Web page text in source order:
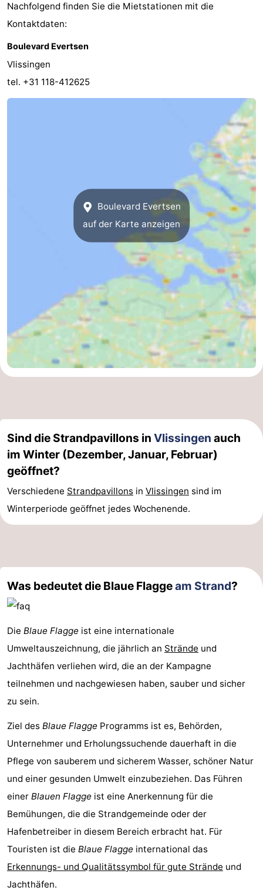
Golfplatze
-
Sportangeln
Essen
und
Einkaufen
Reisebuchshop
-
Fähre
Medizin
Schouwen-
Duiveland
-
Renesse
-
Natur
Oosterschelde
-
Burgh
Haamstede
-
Natur
Kop
van
Schouwen
Walcheren
-
Veere
-
Natur
Oranjezon
-
Oostkapelle
-
Natur
de
Mantelingen
-
Domburg
-
Westkapelle
-
Zoutelande
-
Natur
-
Nachfolgend finden Sie die Mietstationen mit die
Kontaktdaten:
Boulevard Evertsen
Vlissingen
tel. +31 118-412625
Boulevard Evertsen
auf der Karte anzeigen
Sind die Strandpavillons in Vlissingen auch
im Winter (Dezember, Januar, Februar)
geöffnet?
Verschiedene Strandpavillons in Vlissingen sind im
Winterperiode geöffnet jedes Wochenende.
Was bedeutet die Blaue Flaggeam Strand?
Die Blaue Flagge ist eine internationale
Umweltauszeichnung, die jährlich an Strände und
Jachthäfen verliehen wird, die an der Kampagne
teilnehmen und nachgewiesen haben, sauber und sicher
zu sein.
Ziel des Blaue Flagge Programms ist es, Behörden,
Unternehmer und Erholungssuchende dauerhaft in die
Pflege von sauberem und sicherem Wasser, schöner Natur
und einer gesunden Umwelt einzubeziehen. Das Führen
einer Blauen Flagge ist eine Anerkennung für die
Bemühungen, die die Strandgemeinde oder der
Hafenbetreiber in diesem Bereich erbracht hat. Für
Touristen ist die Blaue Flagge international das
Erkennungs- und Qualitätssymbol für gute Strände und
Jachthäfen.